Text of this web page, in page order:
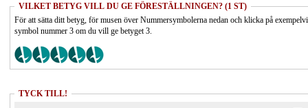
VILKET BETYG VILL DU GE FÖRESTÄLLNINGEN? (1 ST)
För att sätta ditt betyg, för musen över Nummersymbolerna nedan och klicka på
symbol nummer 3 om du vill ge betyget 3.
TYCK TILL!